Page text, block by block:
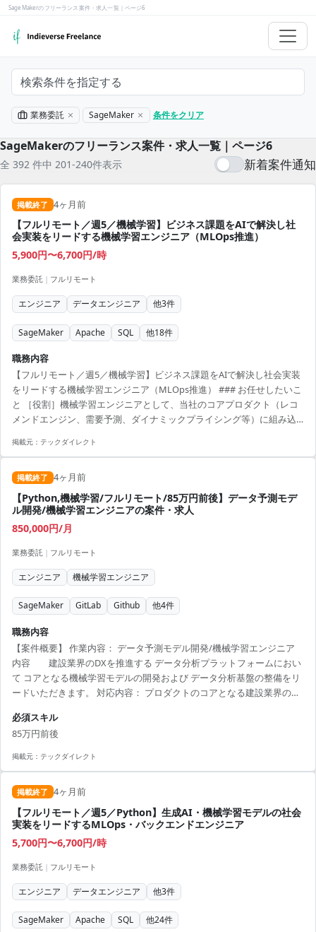
SageMakerのフリーランス案件・求人一覧｜ページ6
検索条件を指定する
業務委託 SageMaker 条件をクリア
SageMakerのフリーランス案件・求人一覧｜ページ6
全 392 件中 201-240件表示 新着案件通知
掲載終了 4ヶ月前
【フルリモート／週5／機械学習】ビジネス課題をAIで解決し社
会実装をリードする機械学習エンジニア（MLOps推進）
5,900円〜6,700円/時
業務委託 | フルリモート
エンジニア データエンジニア 他3件
SageMaker Apache SQL 他18件
職務内容
【フルリモート／週5／機械学習】ビジネス課題をAIで解決し社会実装
をリードする機械学習エンジニア（MLOps推進） ### お任せしたいこ
と ［役割］機械学習エンジニアとして、当社のコアプロダクト（レコ
メンドエンジン、需要予測、ダイナミックプライシング等）に組み込
よび継続的な精度改善（MLOps）までを一貫してお任せします。 ［役
千万人のユーザートラフィックや膨大なトランザクションデータに耐
えうるスケーラブルな推論APIを構築し、機械学習モデルの予測精度を
ビジネス上のKGI/KPI（売上向上、コスト...
掲載元： テックダイレクト
掲載終了 4ヶ月前
【Python,機械学習/フルリモート/85万円前後】データ予測モデ
ル開発/機械学習エンジニアの案件・求人
850,000円/月
業務委託 | フルリモート
エンジニア 機械学習エンジニア
SageMaker GitLab Github 他4件
職務内容
【案件概要】 作業内容： データ予測モデル開発/機械学習エンジニア
内容 建設業界のDXを推進する データ分析プラットフォームにおい
て コアとなる機械学習モデルの開発および データ分析基盤の整備をリ
ードいただきます。 対応内容： プロダクトのコアとなる建設業界のデ
コーディング実務 分析モデルの解析に必要な処理のコーディング 要件
定義に基づく新機能開発、モデル・システムの改善 データ分析基盤の
整備、および保守 建設データを分析するための基盤の開発、整備 建設
必須スキル
85万円前後
掲載元： テックダイレクト
掲載終了 4ヶ月前
【フルリモート／週5／Python】生成AI・機械学習モデルの社会
実装をリードするMLOps・バックエンドエンジニア
5,700円〜6,700円/時
業務委託 | フルリモート
エンジニア データエンジニア 他3件
SageMaker Apache SQL 他24件